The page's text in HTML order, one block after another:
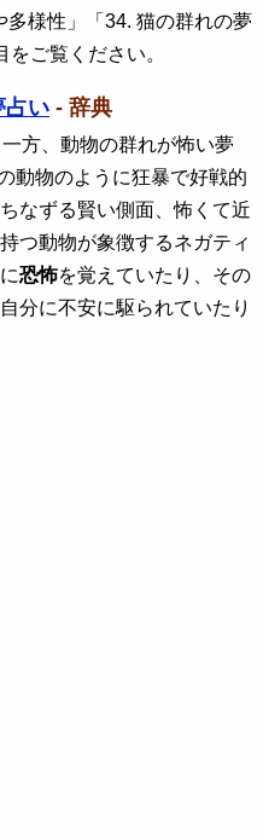
多様性」「34. 猫の群れの夢
ご覧ください。
占い - 辞典
一方、動物の群れが怖い夢
動物のように狂暴で好戦的
なずる賢い側面、怖くて近
つ動物が象徴するネガティ
恐怖を覚えていたり、その
分に不安に駆られていたり